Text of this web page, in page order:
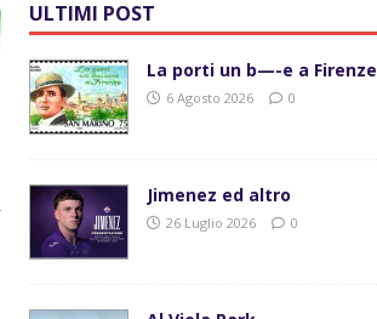
ULTIMI POST
La porti un b—-e a Firenze
6 Agosto 2026 0
Jimenez ed altro
26 Luglio 2026 0